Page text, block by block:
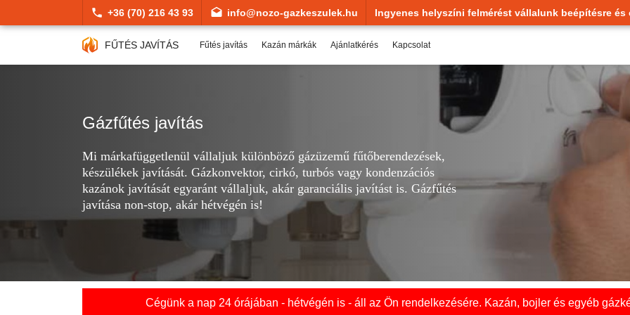
+36 (70) 216 43 93 info@nozo-gazkeszulek.hu Ingyenes helyszíni felmérést vállalunk beépítésre és
FŰTÉS JAVÍTÁS Fűtés javítás Kazán márkák Ajánlatkérés Kapcsolat
Gázfűtés javítás
Mi márkafüggetlenül vállaljuk különböző gázüzemű fűtőberendezések,
készülékek javítását. Gázkonvektor, cirkó, turbós vagy kondenzációs
kazánok javítását egyaránt vállaljuk, akár garanciális javítást is. Gázfűtés
javítása non-stop, akár hétvégén is!
Cégünk a nap 24 órájában - hétvégén is - áll az Ön rendelkezésére. Kazán, bojler és egyéb